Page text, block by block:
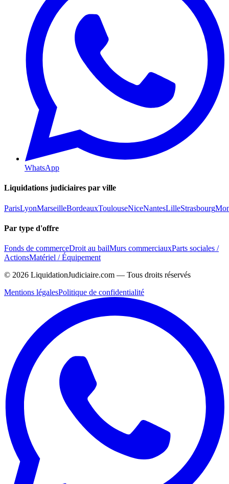
WhatsApp
Liquidations judiciaires par ville
ParisLyonMarseilleBordeauxToulouseNiceNantesLilleStrasbourg
Par type d'offre
Fonds de commerceDroit au bailMurs commerciauxParts sociales /
ActionsMatériel / Équipement
© 2026 LiquidationJudiciaire.com — Tous droits réservés
Mentions légalesPolitique de confidentialité